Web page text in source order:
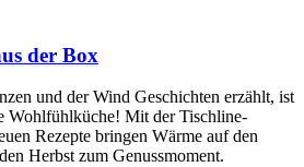
der Box
und der Wind Geschichten erzählt, ist
Wohlfühlküche! Mit der Tischline-
Rezepte bringen Wärme auf den
Herbst zum Genussmoment.